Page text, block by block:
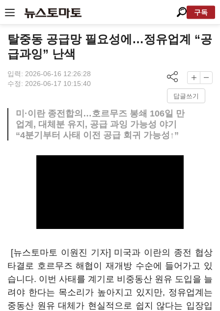
구독
탈중동 공급망 필요성에…정유업계 “공
급과잉” 난색
입력: 2026-06-16 12:26:28
수정: 2026-06-17 10:15:40
답글쓰기
미·이란 종전합의…호르무즈 봉쇄 106일 만
업계, 대체분 유지, 공급 과잉 가능성 야기
“4분기부터 사태 이전 공급 회귀 가능성↑”
[뉴스토마토 이원진 기자] 미국과 이란의 종전 협상
타결로 호르무즈 해협이 재개방 수순에 들어가고 있
습니다. 이번 사태를 계기로 비중동산 원유 도입을 늘
려야 한다는 목소리가 높아지고 있지만, 정유업계는
중동산 원유 대체가 현실적으로 쉽지 않다는 입장입